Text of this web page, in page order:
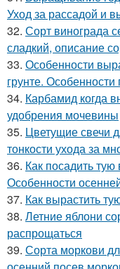
Уход за рассадой и
32. Сорт винограда
сладкий, описание
33. Особенности
грунте. Особенности
34. Карбамид когда
удобрения мочевины
35. Цветущие свечи
тонкости ухода за
36. Как посадить
Особенности
37. Как вырастить
38. Летние яблони
распрощаться
39. Сорта моркови